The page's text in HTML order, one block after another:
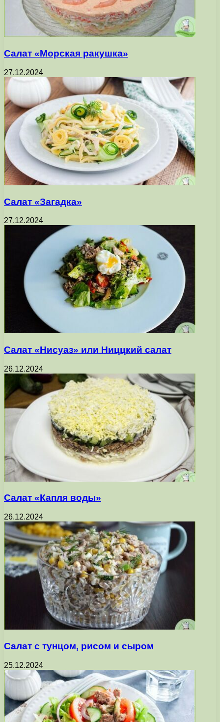
Салат «Морская ракушка»
27.12.2024
Салат «Загадка»
27.12.2024
Салат «Нисуаз» или Ниццкий салат
26.12.2024
Салат «Капля воды»
26.12.2024
Салат с тунцом, рисом и сыром
25.12.2024